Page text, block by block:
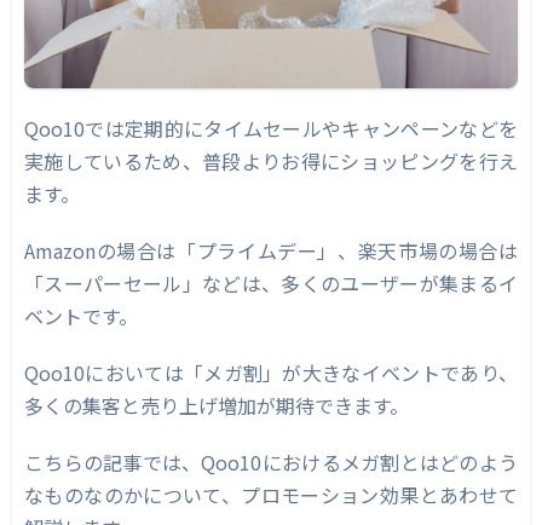
Qoo10では定期的にタイムセールやキャンペーンなどを
実施しているため、普段よりお得にショッピングを行え
ます。
Amazonの場合は「プライムデー」、楽天市場の場合は
「スーパーセール」などは、多くのユーザーが集まるイ
ベントです。
Qoo10においては「メガ割」が大きなイベントであり、
多くの集客と売り上げ増加が期待できます。
こちらの記事では、Qoo10におけるメガ割とはどのよう
なものなのかについて、プロモーション効果とあわせて